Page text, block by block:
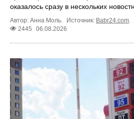
оказалось сразу в нескольких
Автор: Анна Моль. Источник: Babr24.com.
2445
06.08.2026